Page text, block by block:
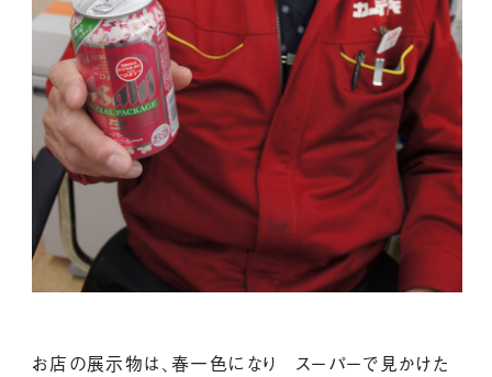
お店の展示物は、春一色になり スーパーで見かけた